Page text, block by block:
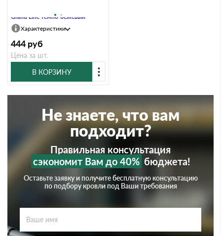
Grand Line темно-бежевый
Характеристики
444 руб
Цена за шт.
В КОРЗИНУ
Не знаете, что вам
подходит?
Правильная консультация
сэкономит Вам до 40% бюджета!
Оставьте заявку и получите бесплатную консультацию
по подбору кровли под Ваши требования